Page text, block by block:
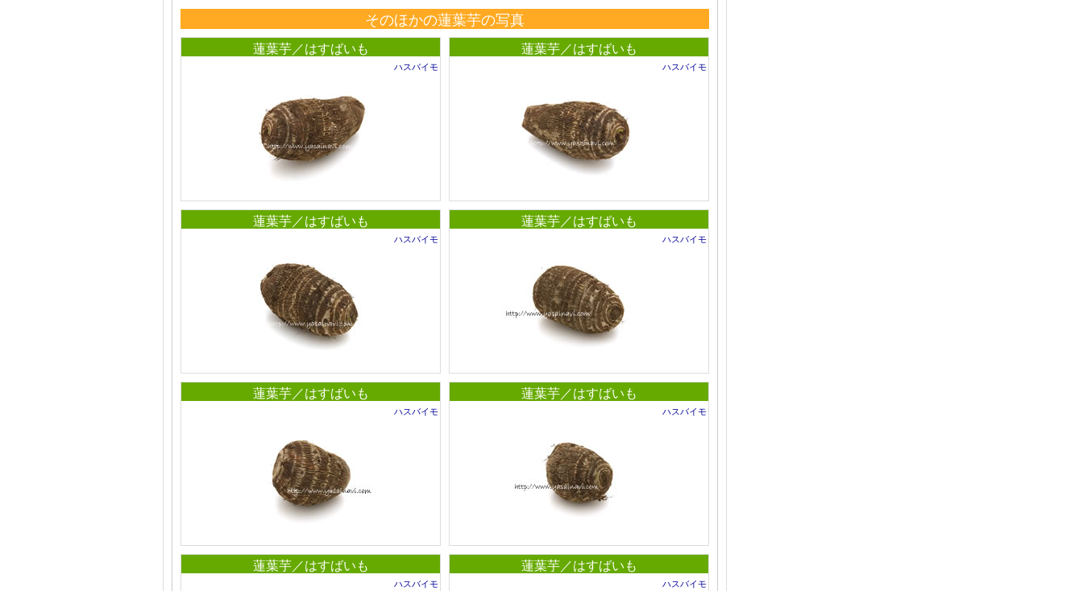
そのほかの蓮葉芋の写真
蓮葉芋／はすばいも
ハスバイモ
蓮葉芋／はすばいも
ハスバイモ
蓮葉芋／はすばいも
ハスバイモ
蓮葉芋／はすばいも
ハスバイモ
蓮葉芋／はすばいも
ハスバイモ
蓮葉芋／はすばいも
ハスバイモ
蓮葉芋／はすばいも
ハスバイモ
蓮葉芋／はすばいも
ハスバイモ